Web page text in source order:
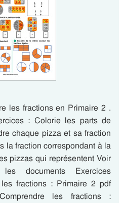
les fractions en Primaire 2 .
: Colorie les parts de
chaque pizza et sa fraction
la fraction correspondant à la
pizzas qui représentent Voir
les documents Exercices
fractions : Primaire 2 pdf
les fractions :